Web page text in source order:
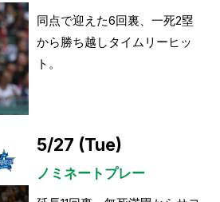
同点で迎えた6回裏、一死2塁
から勝ち越しタイムリーヒッ
ト。
5/27 (Tue)
ノミネートプレー